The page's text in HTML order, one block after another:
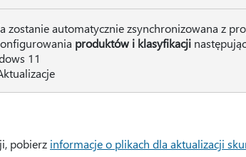
zostanie automatycznie zsynchronizowana z
produktów i klasyfikacji
11
pobierz informacje o plikach dla aktualizacji